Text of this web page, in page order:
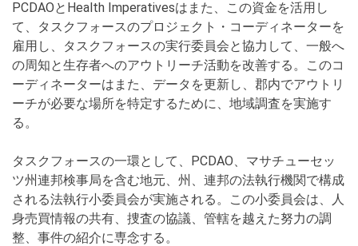
PCDAOとHealth Imperativesはまた、この資金を活用し
て、タスクフォースのプロジェクト・コーディネーターを
雇用し、タスクフォースの実行委員会と協力して、一般へ
の周知と生存者へのアウトリーチ活動を改善する。このコ
ーディネーターはまた、データを更新し、郡内でアウトリ
ーチが必要な場所を特定するために、地域調査を実施す
る。
タスクフォースの一環として、PCDAO、マサチューセッ
ツ州連邦検事局を含む地元、州、連邦の法執行機関で構成
される法執行小委員会が実施される。この小委員会は、人
身売買情報の共有、捜査の協議、管轄を越えた努力の調
整、事件の紹介に専念する。